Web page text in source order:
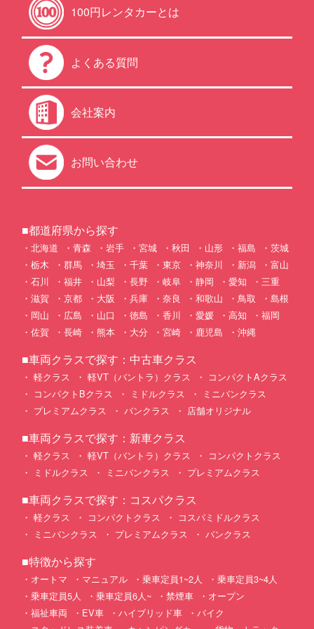
100円レンタカーとは
よくある質問
会社案内
お問い合わせ
■都道府県から探す
北海道 青森 岩手 宮城 秋田 山形 福島
茨城
栃木
群馬 埼玉 千葉 東京 神奈川 新潟
富山
石川
福井 山梨 長野 岐阜 静岡 愛知
三重
滋賀
京都 大阪 兵庫 奈良 和歌山 鳥取
島根
岡山
広島 山口 徳島 香川 愛媛 高知
福岡
佐賀
長崎 熊本 大分 宮崎 鹿児島 沖縄
■車両クラスで探す：中古車クラス
軽クラス 軽VT（バントラ）クラス
コンパクトAクラス
コンパクトBクラス
ミドルクラス
ミニバンクラス
プレミアムクラス
バンクラス 店舗オリジナル
■車両クラスで探す：新車クラス
軽クラス 軽VT（バントラ）クラス
コンパクトクラス
ミドルクラス
ミニバンクラス プレミアムクラス
■車両クラスで探す：コスパクラス
軽クラス コンパクトクラス
コスパミドルクラス
ミニバンクラス
プレミアムクラス バンクラス
■特徴から探す
オートマ マニュアル 乗車定員1~2人
乗車定員3~4人
乗車定員5人
乗車定員6人~ 禁煙車
オープン
福祉車両
EV車 ハイブリッド車
バイク